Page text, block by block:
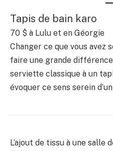
Tapis de bain karo
70 $ à Lulu et en Géorgie
Changer ce que vous avez
faire une grande
serviette classique à un
évoquer ce sens serein
L’ajout de tissu à une salle